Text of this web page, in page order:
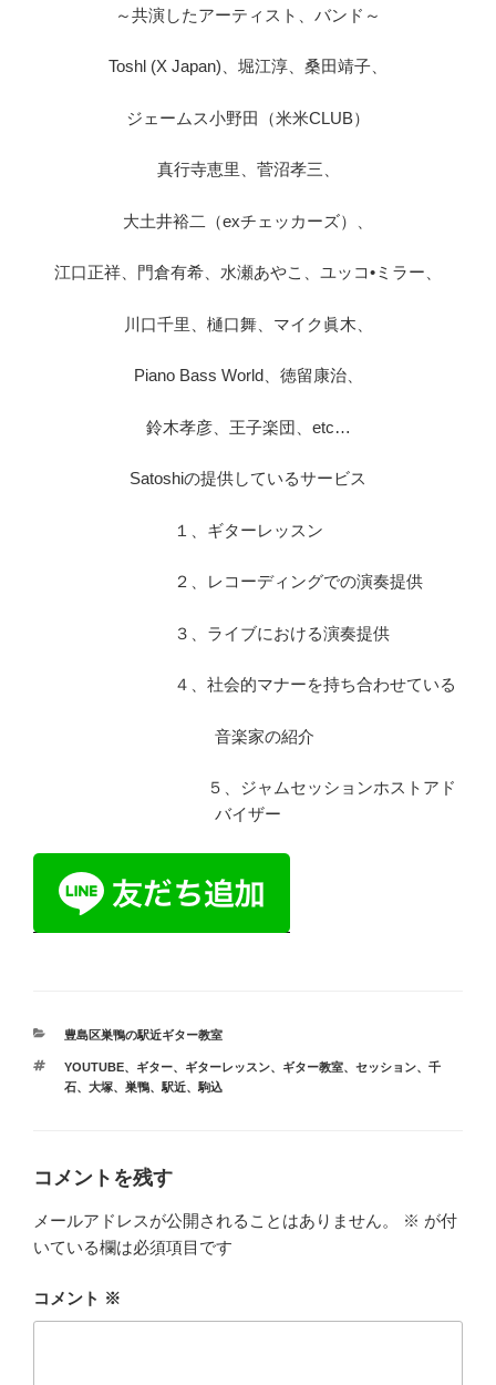
～共演したアーティスト、バンド～
Toshl (X Japan)、堀江淳、桑田靖子、
ジェームス小野田（米米CLUB）
真行寺恵里、菅沼孝三、
大土井裕二（exチェッカーズ）、
江口正祥、門倉有希、水瀬あやこ、ユッコ•ミラー、
川口千里、樋口舞、マイク眞木、
Piano Bass World、徳留康治、
鈴木孝彦、王子楽団、etc…
Satoshiの提供しているサービス
１、ギターレッスン
２、レコーディングでの演奏提供
３、ライブにおける演奏提供
４、社会的マナーを持ち合わせている
音楽家の紹介
５、ジャムセッションホストアド
バイザー
カ
ゴ
リ
豊島区巣鴨の駅近ギター教室
タ
グ
YOUTUBE、 ギター、 ギターレッスン、 ギター教室、 セッション、 千
石、 大塚、 巣鴨、 駅近、 駒込
コメントを残す
メールアドレスが公開されることはありません。 ※ が付
いている欄は必須項目です
コメント ※